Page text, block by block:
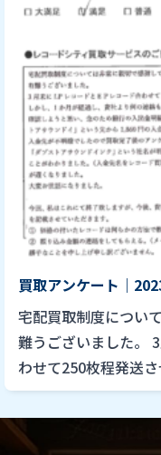
買取アンケート｜
宅配買取制度につい
難うございました。
わせて250枚程発送
か月が経過し、貴社
（5月1 […]